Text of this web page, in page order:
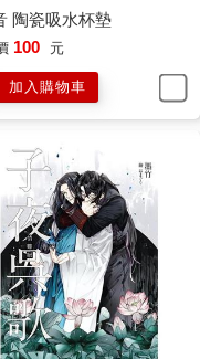
陶瓷吸水杯墊
100 元
加入購物車